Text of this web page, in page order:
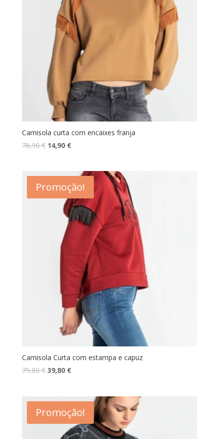
Camisola curta com encaixes franja
76,90€ O
era:
76,90 €.
14,90 €O
é:
14,90 €.
Promoção!
Camisola Curta com estampa e capuz
79,80€ O
era:
79,80 €.
39,80 €O
é:
39,80 €.
Promoção!